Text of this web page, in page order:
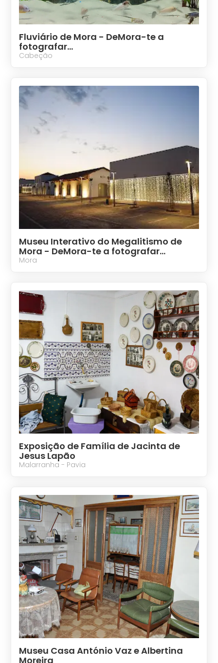
Fluviário de Mora - DeMora-te a
fotografar...
Cabeção
Museu Interativo do Megalitismo de
Mora - DeMora-te a fotografar…
Mora
Exposição de Família de Jacinta de
Jesus Lapão
Malarranha - Pavia
Museu Casa António Vaz e Albertina
Moreira